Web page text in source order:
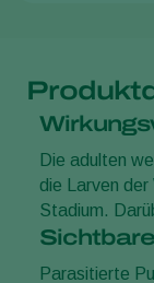
Die adulten
die Larven
Stadium.
Parasitierte